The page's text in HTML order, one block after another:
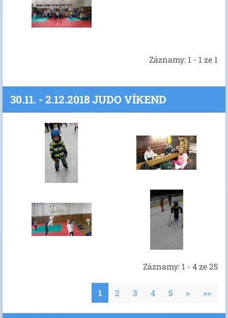
Záznamy: 1 - 1 ze 1
30.11. - 2.12.2018 JUDO VÍKEND
Záznamy: 1 - 4 ze 25
1 2 3 4 5 > >>